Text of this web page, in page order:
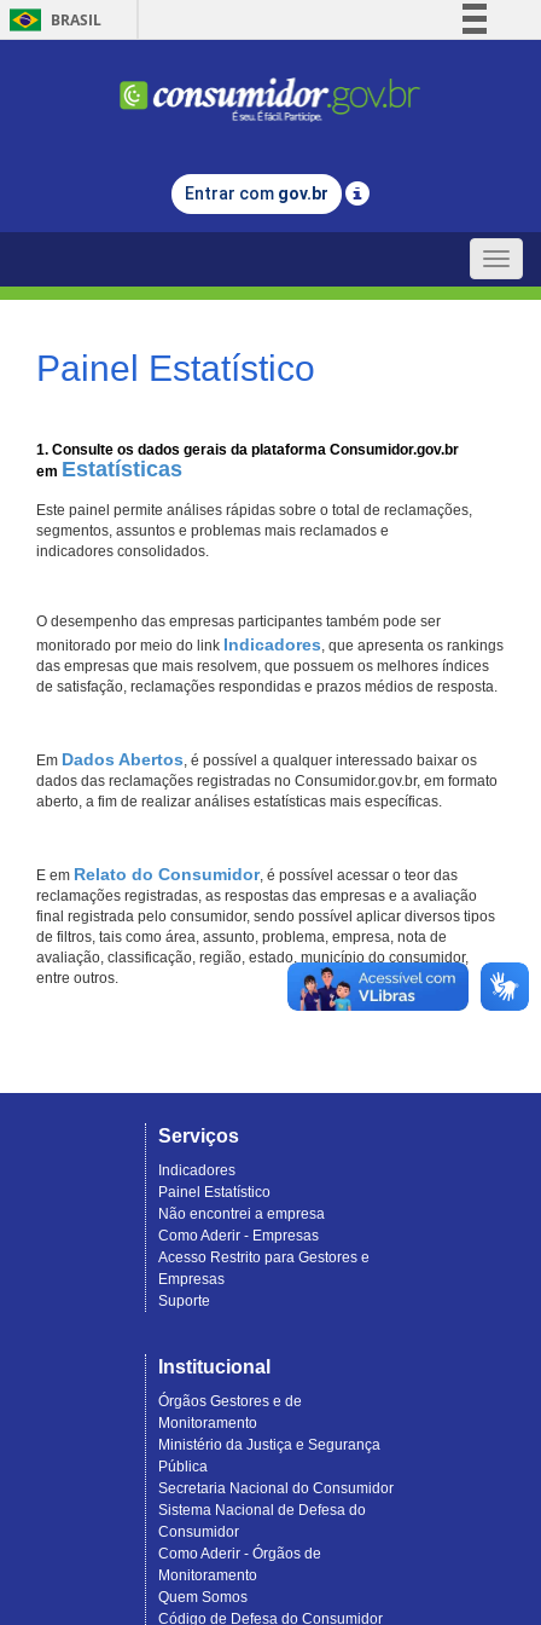
BRASIL
Comunica BR
Legislação
Entrar com gov.br
Toggle
Painel Estatístico
1. Consulte os dados gerais da plataforma Consumidor.gov.br
em Estatísticas
Este painel permite análises rápidas sobre o total de reclamações,
segmentos, assuntos e problemas mais reclamados e
indicadores consolidados.
O desempenho das empresas participantes também pode ser
monitorado por meio do link Indicadores, que apresenta os rankings
das empresas que mais resolvem, que possuem os melhores índices
de satisfação, reclamações respondidas e prazos médios de resposta.
Em Dados Abertos, é possível a qualquer interessado baixar os
dados das reclamações registradas no Consumidor.gov.br, em formato
aberto, a fim de realizar análises estatísticas mais específicas.
E em Relato do Consumidor, é possível acessar o teor das
reclamações registradas, as respostas das empresas e a avaliação
final registrada pelo consumidor, sendo possível aplicar diversos tipos
de filtros, tais como área, assunto, problema, empresa, nota de
avaliação, classificação, região, estado, município do consumidor,
entre outros.
Serviços
Indicadores
Painel Estatístico
Não encontrei a empresa
Como Aderir - Empresas
Acesso Restrito para Gestores e
Empresas
Suporte
Institucional
Órgãos Gestores e de
Monitoramento
Ministério da Justiça e Segurança
Pública
Secretaria Nacional do Consumidor
Sistema Nacional de Defesa do
Consumidor
Como Aderir - Órgãos de
Monitoramento
Quem Somos
Código de Defesa do Consumidor